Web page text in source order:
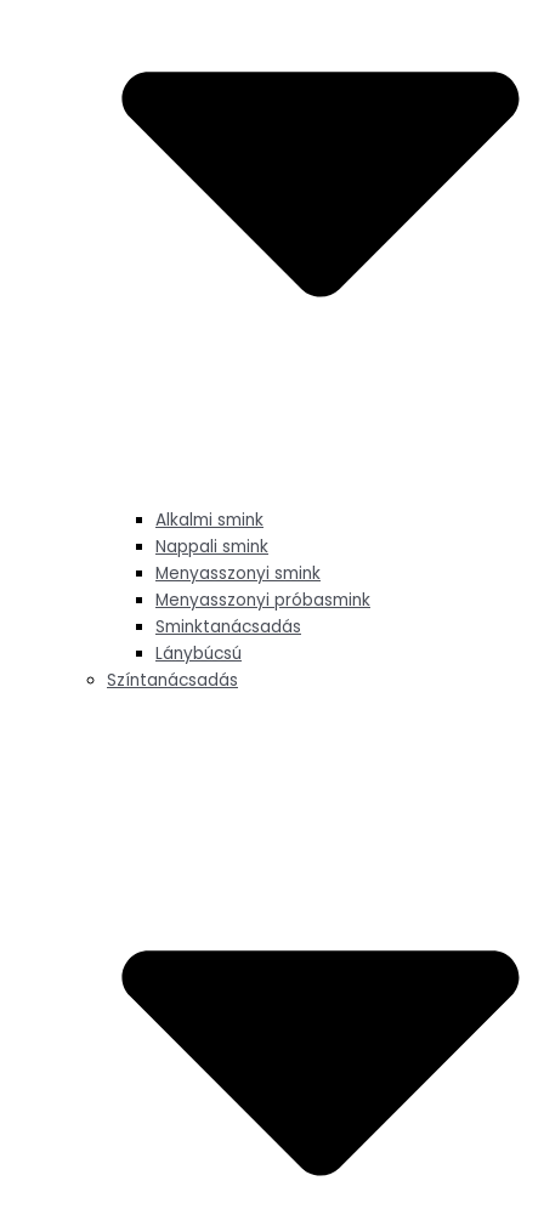
Alkalmi smink
Nappali smink
Menyasszonyi smink
Menyasszonyi próbasmink
Sminktanácsadás
Lánybúcsú
Színtanácsadás